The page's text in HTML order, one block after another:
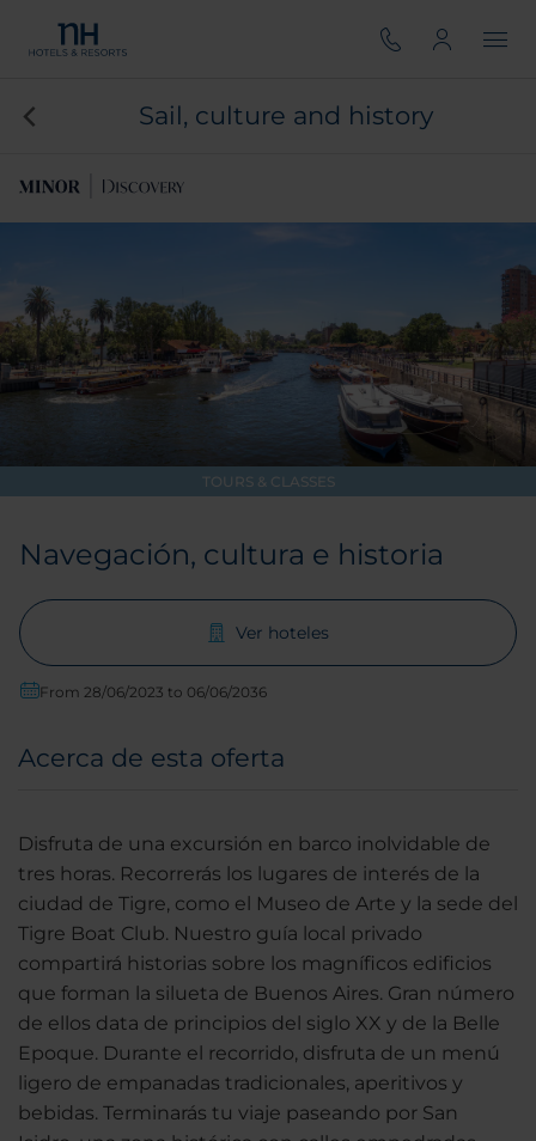
Sail, culture and history
TOURS & CLASSES
Navegación, cultura e historia
Ver hoteles
From 28/06/2023 to 06/06/2036
Acerca de esta oferta
Disfruta de una excursión en barco inolvidable de
tres horas. Recorrerás los lugares de interés de la
ciudad de Tigre, como el Museo de Arte y la sede del
Tigre Boat Club. Nuestro guía local privado
compartirá historias sobre los magníficos edificios
que forman la silueta de Buenos Aires. Gran número
de ellos data de principios del siglo XX y de la Belle
Epoque. Durante el recorrido, disfruta de un menú
ligero de empanadas tradicionales, aperitivos y
bebidas. Terminarás tu viaje paseando por San